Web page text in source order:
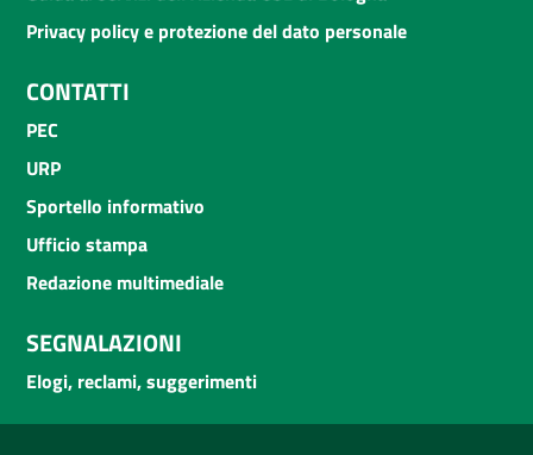
Privacy policy e protezione del dato personale
CONTATTI
PEC
URP
Sportello informativo
Ufficio stampa
Redazione multimediale
SEGNALAZIONI
Elogi, reclami, suggerimenti